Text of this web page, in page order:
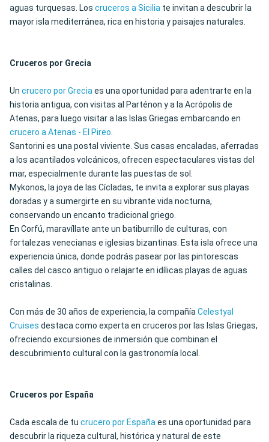
aguas turquesas. Los cruceros a Sicilia te invitan a descubrir la
mayor isla mediterránea, rica en historia y paisajes naturales.
Cruceros por Grecia
Un crucero por Greciaes una oportunidad para adentrarte en la
historia antigua, con visitas al Parténon y a la Acrópolis de
Atenas, para luego visitar a las Islas Griegas embarcando en
crucero a Atenas - El Pireo.
Santorini es una postal viviente. Sus casas encaladas, aferradas
a los acantilados volcánicos, ofrecen espectaculares vistas del
mar, especialmente durante las puestas de sol.
Mykonos, la joya de las Cícladas, te invita a explorar sus playas
doradas y a sumergirte en su vibrante vida nocturna,
conservando un encanto tradicional griego.
En Corfú, maravíllate ante un batiburrillo de culturas, con
fortalezas venecianas e iglesias bizantinas. Esta isla ofrece una
experiencia única, donde podrás pasear por las pintorescas
calles del casco antiguo o relajarte en idílicas playas de aguas
cristalinas.
Con más de 30 años de experiencia, la compañíaCelestyal
Cruises destaca como experta en cruceros por las Islas Griegas,
ofreciendo excursiones de inmersión que combinan el
descubrimiento cultural con la gastronomía local.
Cruceros por España
Cada escala de tu crucero por Españaes una oportunidad para
descubrir la riqueza cultural, histórica y natural de este